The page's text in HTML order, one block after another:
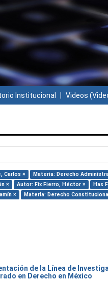
Institucional Videos
Carlos × Materia: Derecho
×
Autor: Fix Fierro, Héctor × Has
×
Materia: Derecho
de la Línea de
en Derecho en México